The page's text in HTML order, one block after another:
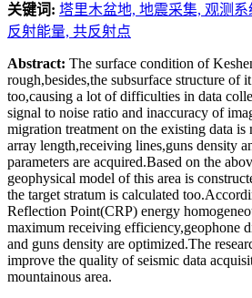
关键词: 塔里木盆地, 地震采集, 观测系
反射能量, 共反射点
Abstract: The surface condition of
rough,besides,the subsurface structure of
too,causing a lot of difficulties in data
signal to noise ratio and inaccuracy of
migration treatment on the existing data is
array length,receiving lines,guns density
parameters are acquired.Based on the
geophysical model of this area is
the target stratum is calculated
Reflection Point(CRP) energy
maximum receiving efficiency,geophone
and guns density are optimized.The
improve the quality of seismic data
mountainous area.